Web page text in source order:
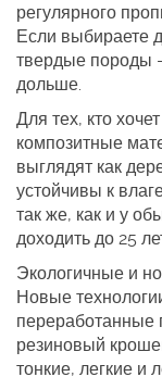
регулярного
Если выбираете
твердые породы
дольше.
Для тех, кто
композитные
выглядят как
устойчивы к
так же, как и у
доходить до 25
Экологичные и
Новые
переработанные
резиновый
тонкие, легкие и